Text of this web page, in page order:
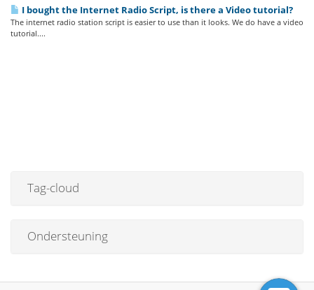
I bought the Internet Radio Script, is there a Video tutorial?
The internet radio station script is easier to use than it looks. We do have a video
tutorial....
Tag-cloud
Ondersteuning